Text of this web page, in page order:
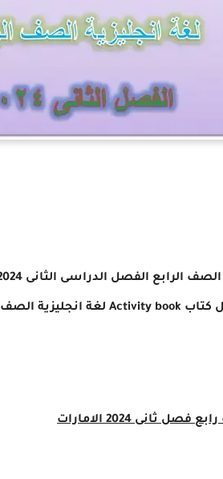
كتاب Activity book لغة انجليزية الصف
2024 الامارات